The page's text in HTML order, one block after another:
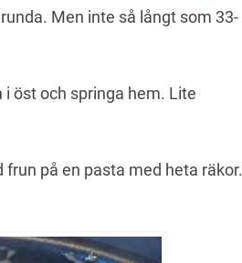
Men inte så långt som 33-
öst och springa hem. Lite
på en pasta med heta räkor.